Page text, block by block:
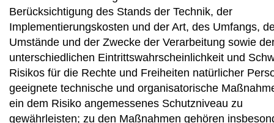
Berücksichtigung des Stands der Technik, der
Implementierungskosten und der Art, des Umfangs,
Umstände und der Zwecke der Verarbeitung sowie
unterschiedlichen Eintrittswahrscheinlichkeit und
Risikos für die Rechte und Freiheiten natürlicher
geeignete technische und organisatorische
ein dem Risiko angemessenes Schutzniveau zu
gewährleisten; zu den Maßnahmen gehören